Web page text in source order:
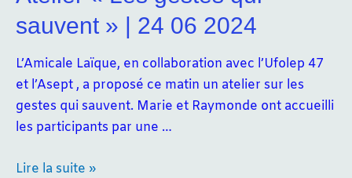
sauvent » | 24 06 2024
L’Amicale Laïque, en collaboration avec l’Ufolep 47
et l’Asept , a proposé ce matin un atelier sur les
gestes qui sauvent. Marie et Raymonde ont accueilli
les participants par une …
Atelier
Lire la suite »